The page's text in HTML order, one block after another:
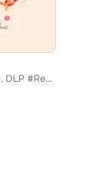
2nd Generation Wu, DLP #RespectTheProducer feat. Celina Spliffs, Agent Blurr, Cl3ctic